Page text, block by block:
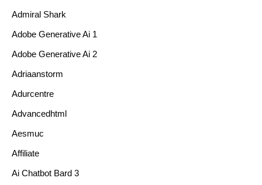
Admiral Shark
Adobe Generative Ai 1
Adobe Generative Ai 2
Adriaanstorm
Adurcentre
Advancedhtml
Aesmuc
Affiliate
Ai Chatbot Bard 3